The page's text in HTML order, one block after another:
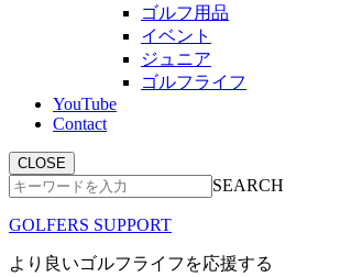
ゴルフ用品
イベント
ジュニア
ゴルフライフ
YouTube
Contact
CLOSE
SEARCH
GOLFERS SUPPORT
より良いゴルフライフを応援する